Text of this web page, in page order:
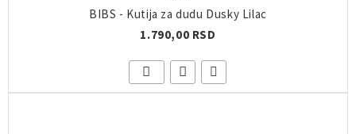
BIBS - Kutija za dudu Dusky Lilac
1.790,00 RSD